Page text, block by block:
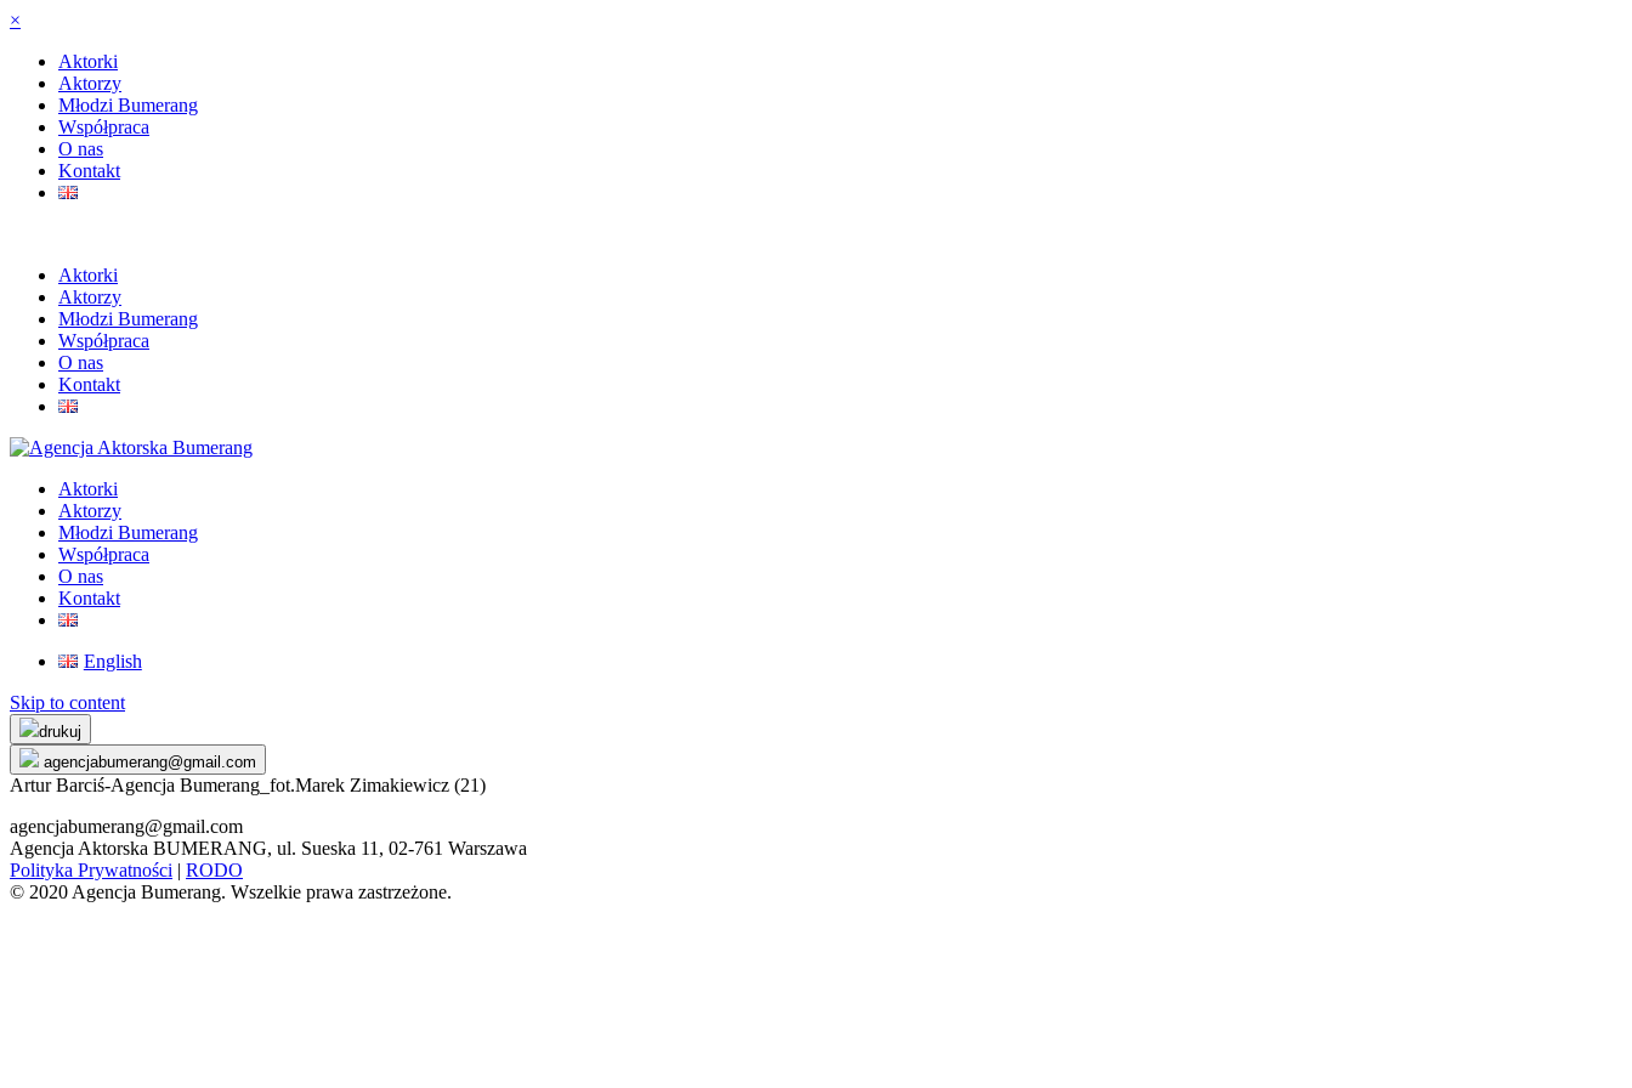
×
Aktorki
Aktorzy
Młodzi Bumerang
Współpraca
O nas
Kontakt
Aktorki
Aktorzy
Młodzi Bumerang
Współpraca
O nas
Kontakt
Aktorki
Aktorzy
Młodzi Bumerang
Współpraca
O nas
Kontakt
English
Skip to content
drukuj
agencjabumerang@gmail.com
Artur Barciś-Agencja Bumerang_fot.Marek Zimakiewicz (21)
agencjabumerang@gmail.com
Agencja Aktorska BUMERANG, ul. Sueska 11, 02-761 Warszawa
Polityka Prywatności | RODO
© 2020 Agencja Bumerang. Wszelkie prawa zastrzeżone.